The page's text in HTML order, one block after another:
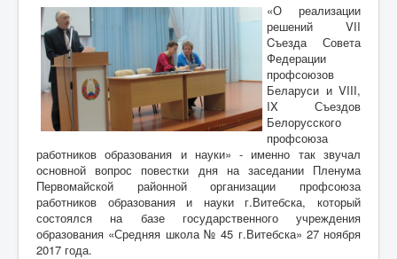
«О реализации
решений VII
Cъезда Совета
Федерации
профсоюзов
Беларуси и VIII,
IX Съездов
Белорусского
профсоюза
работников образования и науки» - именно так звучал
основной вопрос повестки дня на заседании Пленума
Первомайской районной организации профсоюза
работников образования и науки г.Витебска, который
состоялся на базе государственного учреждения
образования «Средняя школа № 45 г.Витебска» 27 ноября
2017 года.